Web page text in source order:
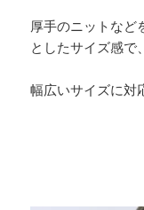
厚手のニットなど
としたサイズ感で、
幅広いサイズに対